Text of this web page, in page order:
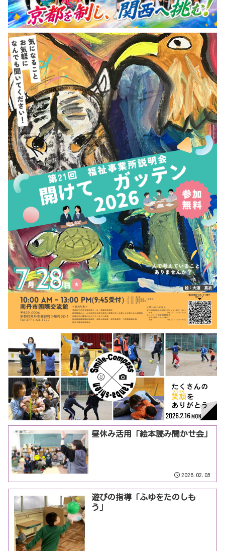
昼休み活用「絵本読み聞かせ会」
2026.02.05
遊びの指導「ふゆをたのしも
う」